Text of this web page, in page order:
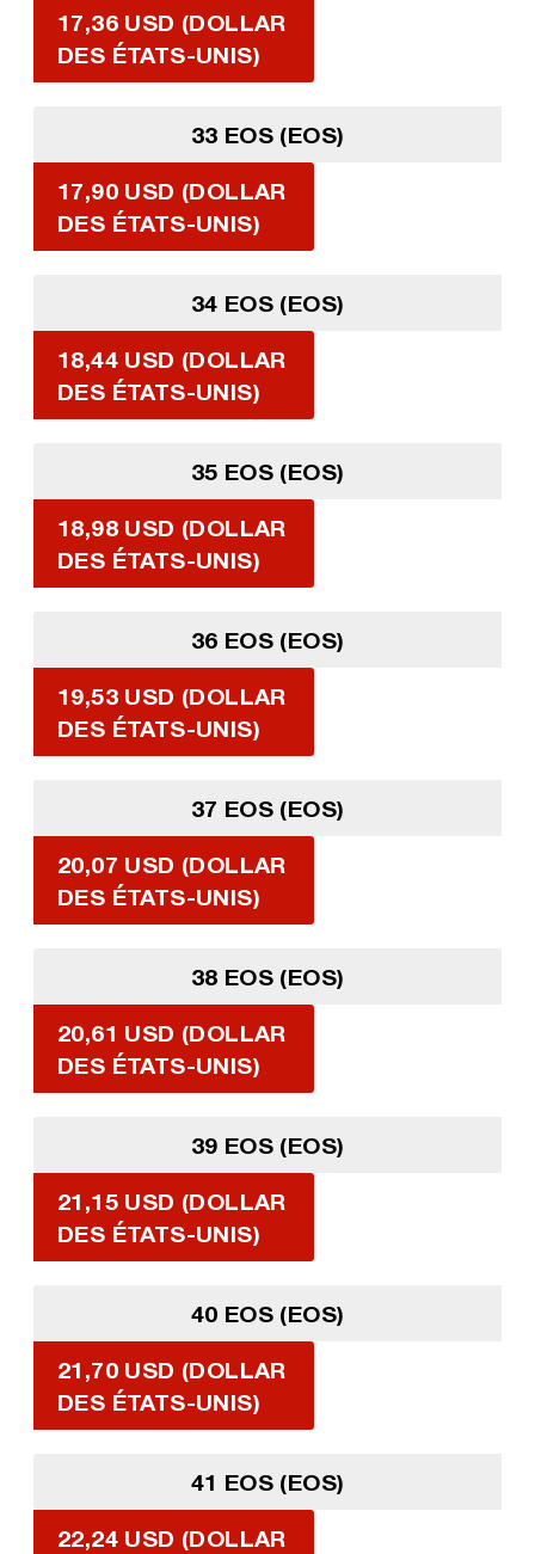
17,36 USD (DOLLAR
DES ÉTATS-UNIS)
33 EOS (EOS)
17,90 USD (DOLLAR
DES ÉTATS-UNIS)
34 EOS (EOS)
18,44 USD (DOLLAR
DES ÉTATS-UNIS)
35 EOS (EOS)
18,98 USD (DOLLAR
DES ÉTATS-UNIS)
36 EOS (EOS)
19,53 USD (DOLLAR
DES ÉTATS-UNIS)
37 EOS (EOS)
20,07 USD (DOLLAR
DES ÉTATS-UNIS)
38 EOS (EOS)
20,61 USD (DOLLAR
DES ÉTATS-UNIS)
39 EOS (EOS)
21,15 USD (DOLLAR
DES ÉTATS-UNIS)
40 EOS (EOS)
21,70 USD (DOLLAR
DES ÉTATS-UNIS)
41 EOS (EOS)
22,24 USD (DOLLAR